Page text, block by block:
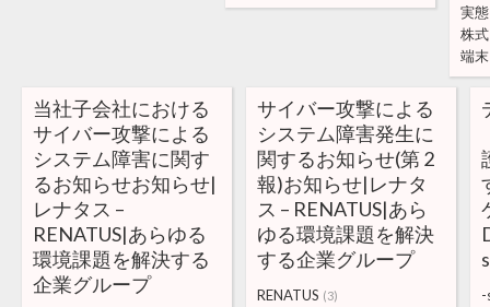
実態
株式
端末
当社子会社における
サイバー攻撃による
システム障害に関す
るお知らせお知らせ|
レナタス –
RENATUS|あらゆる
環境課題を解決する
企業グループ
サイバー攻撃による
システム障害発生に
関するお知らせ(第 2
報)お知らせ|レナタ
ス – RENATUS|あら
ゆる環境課題を解決
する企業グループ
RENATUS (3)
-